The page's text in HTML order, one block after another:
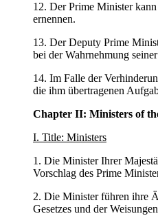
12. Der Prime Minister
ernennen.
13. Der Deputy Prime
bei der Wahrnehmung
14. Im Falle der
die ihm übertragenen
Chapter II: Ministers of
I. Title: Ministers
1. Die Minister Ihrer
Vorschlag des Prime
2. Die Minister führen ihre
Gesetzes und der